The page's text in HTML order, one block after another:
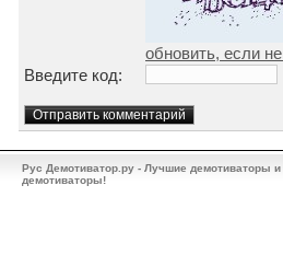
обновить, если
Введите код:
Рус Демотиватор.ру - Лучшие демотиваторы
демотиваторы!